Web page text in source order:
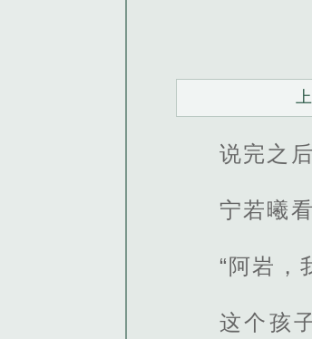
说完之
宁若曦
“阿岩，
这个孩